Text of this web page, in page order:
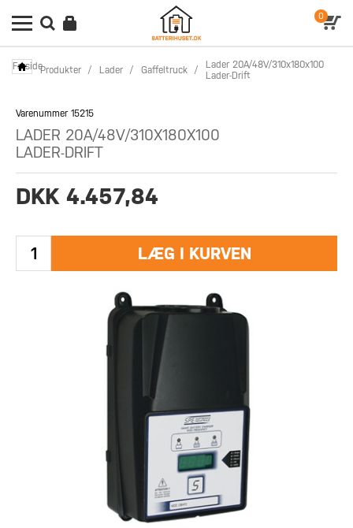
0
ForsideProdukter / Lader / Gaffeltruck /
Lader 20A/48V/310x180x100
Lader-Drift
Varenummer 15215
LADER 20A/48V/310X180X100
LADER-DRIFT
DKK 4.457,84